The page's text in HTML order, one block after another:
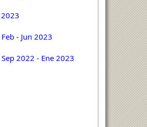
- Jun 2023
2022 - Ene 2023